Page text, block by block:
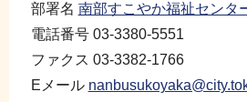
部署名 南部すこやか福祉センタ
電話番号 03-3380-5551
ファクス 03-3382-1766
Eメール